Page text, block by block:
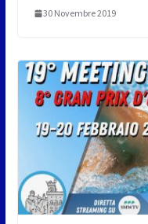
30 Novembre 2019